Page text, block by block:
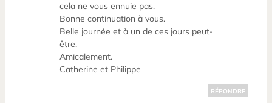
cela ne vous ennuie pas.
Bonne continuation à vous.
Belle journée et à un de ces jours peut-
être.
Amicalement.
Catherine et Philippe
RÉPONDRE